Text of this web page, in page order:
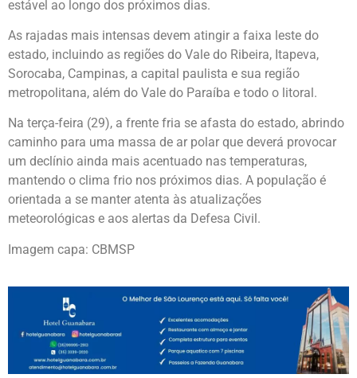
estável ao longo dos próximos dias.
As rajadas mais intensas devem atingir a faixa leste do
estado, incluindo as regiões do Vale do Ribeira, Itapeva,
Sorocaba, Campinas, a capital paulista e sua região
metropolitana, além do Vale do Paraíba e todo o litoral.
Na terça-feira (29), a frente fria se afasta do estado, abrindo
caminho para uma massa de ar polar que deverá provocar
um declínio ainda mais acentuado nas temperaturas,
mantendo o clima frio nos próximos dias. A população é
orientada a se manter atenta às atualizações
meteorológicas e aos alertas da Defesa Civil.
Imagem capa: CBMSP